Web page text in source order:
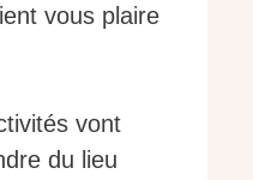
vous plaire
vont
du lieu